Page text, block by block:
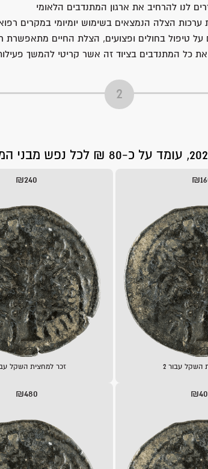
לנו להרחיב את ארגון המתנדבים הלאומי
ערכות הצלה הנמצאים בשימוש יומיומי במקרים
על טיפול בחולים ופצועים, הצלת החיים מתאפשרת
את כל המתנדבים בציוד זה אשר קריטי להמשך
השקל עבור 2
₪240
זכר למחצית השקל
₪480